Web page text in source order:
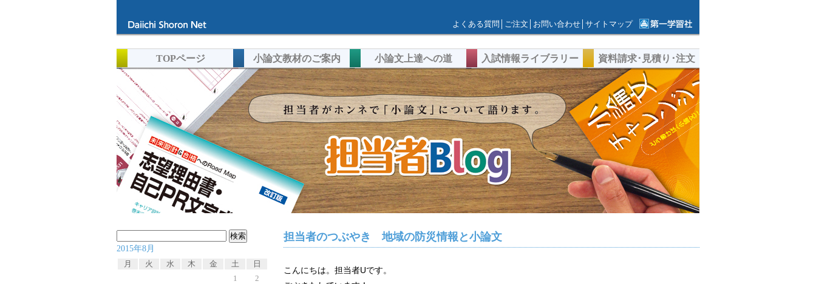
ブサイト
よくある質問 ご注文 お問い合わせ サイトマップ
TOPページ 小論文教材のご案内 小論文上達への道 入試情報ライブラリー 資料請求･見積り･注文
索:
2015年8月
月
火 水 木 金 土 日
1
2
担当者のつぶやき 地域の防災情報と小論文
こんにちは。担当者Uです。